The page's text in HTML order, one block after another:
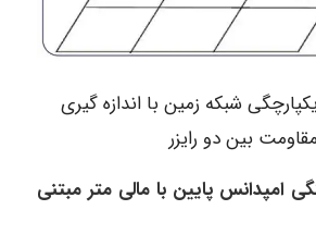
یکپارچگی شبکه زمین با اندازه گیری
مقاومت بین دو رایزر
امپدانس پایین با مالی متر مبتنی